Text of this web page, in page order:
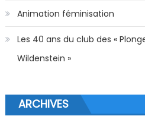
Animation féminisation
Les 40 ans du club des «
Wildenstein »
ARCHIVES